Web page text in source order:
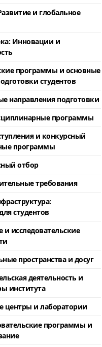
и глобальное
Инновации и
программы и основные
студентов
направления подготовки
программы
и конкурсный
программы
отбор
требования
студентов
и исследовательские
пространства и досуг
деятельность и
института
центры и лаборатории
программы и